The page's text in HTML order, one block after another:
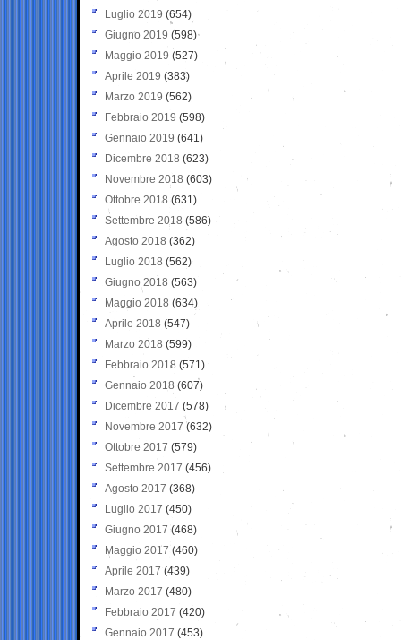
Luglio 2019 (654)
Giugno 2019 (598)
Maggio 2019 (527)
Aprile 2019 (383)
Marzo 2019 (562)
Febbraio 2019 (598)
Gennaio 2019 (641)
Dicembre 2018 (623)
Novembre 2018 (603)
Ottobre 2018 (631)
Settembre 2018 (586)
Agosto 2018 (362)
Luglio 2018 (562)
Giugno 2018 (563)
Maggio 2018 (634)
Aprile 2018 (547)
Marzo 2018 (599)
Febbraio 2018 (571)
Gennaio 2018 (607)
Dicembre 2017 (578)
Novembre 2017 (632)
Ottobre 2017 (579)
Settembre 2017 (456)
Agosto 2017 (368)
Luglio 2017 (450)
Giugno 2017 (468)
Maggio 2017 (460)
Aprile 2017 (439)
Marzo 2017 (480)
Febbraio 2017 (420)
Gennaio 2017 (453)